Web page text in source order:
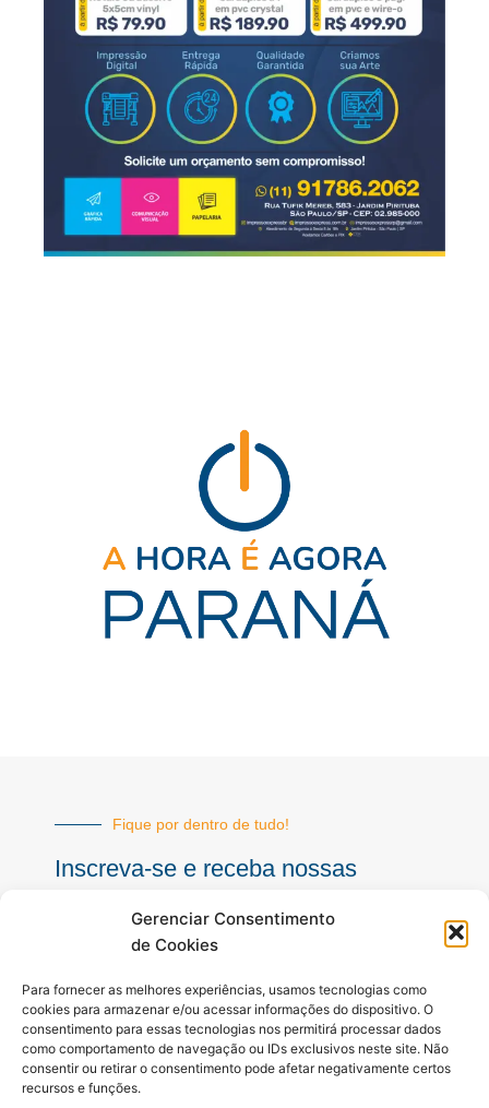
Gerenciar Consentimento
de Cookies
Para fornecer as melhores experiências, usamos tecnologias como
cookies para armazenar e/ou acessar informações do dispositivo. O
consentimento para essas tecnologias nos permitirá processar dados
como comportamento de navegação ou IDs exclusivos neste site. Não
consentir ou retirar o consentimento pode afetar negativamente certos
recursos e funções.
Fique por dentro de tudo!
Inscreva-se e receba nossas
mail
INSCREVER